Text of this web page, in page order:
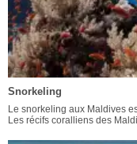
Snorkeling
Le snorkeling aux Maldives
Les récifs coralliens des